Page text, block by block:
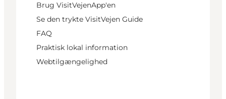
Brug VisitVejenApp'en
Se den trykte VisitVejen Guide
FAQ
Praktisk lokal information
Webtilgængelighed